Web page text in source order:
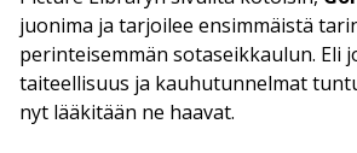
juonima ja tarjoilee ensimmäistä
perinteisemmän sotaseikkaulun. Eli
taiteellisuus ja kauhutunnelmat
nyt lääkitään ne haavat.